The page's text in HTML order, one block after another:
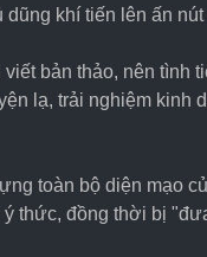
khí tiến lên ấn
bản thảo, nên tình
lạ, trải nghiệm kinh
toàn bộ diện mạo
thức, đồng thời bị